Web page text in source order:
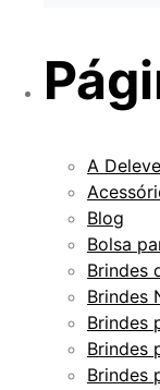
A
Blog
Bolsa
Brindes
Brindes
Brindes
Brindes
Brindes